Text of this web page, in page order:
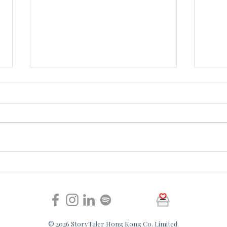
家人有思覺失調稱沒有幻覺，
我
© 2026 StoryTaler Hong Kong Co. Limited.